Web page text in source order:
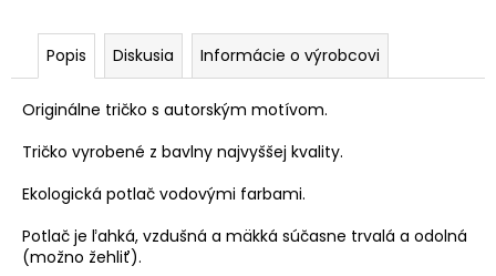
Popis Diskusia Informácie o výrobcovi
Originálne tričko s autorským motívom.
Tričko vyrobené z bavlny najvyššej kvality.
Ekologická potlač vodovými farbami.
Potlač je ľahká, vzdušná a mäkká súčasne trvalá a odolná
(možno žehliť).